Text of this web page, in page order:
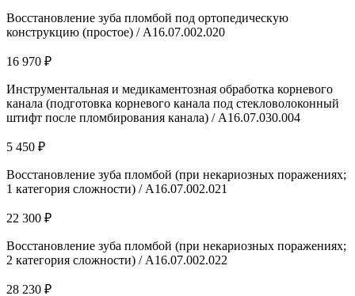
Восстановление зуба пломбой под ортопедическую
конструкцию (простое) / А16.07.002.020
16 970 ₽
Инструментальная и медикаментозная обработка корневого
канала (подготовка корневого канала под стекловолоконный
штифт после пломбирования канала) / A16.07.030.004
5 450 ₽
Восстановление зуба пломбой (при некариозных поражениях;
1 категория сложности) / A16.07.002.021
22 300 ₽
Восстановление зуба пломбой (при некариозных поражениях;
2 категория сложности) / A16.07.002.022
28 230 ₽